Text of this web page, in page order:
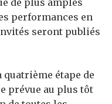
de plus amples
performances en
seront publiés
étape de
prévue au plus tôt